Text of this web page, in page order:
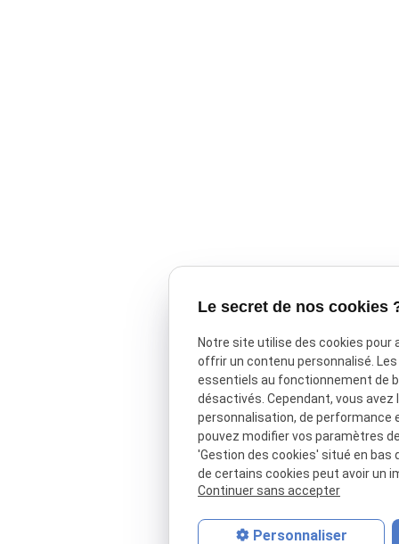
Le secret de nos cookies
Notre site utilise des cookies pour
offrir un contenu personnalisé.
essentiels au fonctionnement de
désactivés. Cependant, vous
personnalisation, de performance
pouvez modifier vos paramètres
'Gestion des cookies' situé en bas
de certains cookies peut avoir un
Continuer sans accepter
Personnaliser